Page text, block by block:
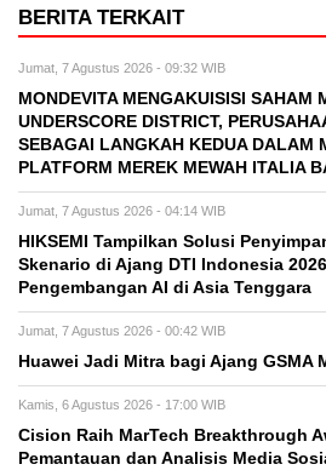
BERITA TERKAIT
Jumat, 7 Agustus 2026 - 09:32 WIB
MONDEVITA MENGAKUISISI SAHAM
UNDERSCORE DISTRICT,
SEBAGAI LANGKAH KEDUA DALAM
PLATFORM MEREK MEWAH ITALIA
Jumat, 7 Agustus 2026 - 04:14 WIB
HIKSEMI Tampilkan Solusi
Skenario di Ajang DTI Indonesia
Pengembangan AI di Asia Tenggara
Jumat, 7 Agustus 2026 - 00:42 WIB
Huawei Jadi Mitra bagi Ajang GSMA
Kamis, 6 Agustus 2026 - 17:00 WIB
Cision Raih MarTech Breakthrough
Pemantauan dan Analisis Media